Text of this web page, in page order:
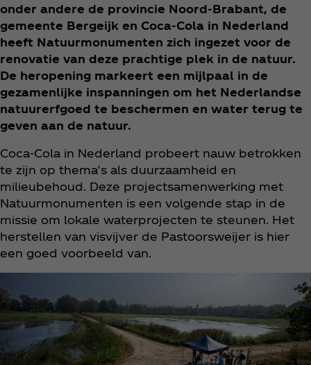
onder andere de provincie Noord-Brabant, de
gemeente Bergeijk en Coca‑Cola in Nederland
heeft Natuurmonumenten zich ingezet voor de
renovatie van deze prachtige plek in de natuur.
De heropening markeert een mijlpaal in de
gezamenlijke inspanningen om het Nederlandse
natuurerfgoed te beschermen en water terug te
geven aan de natuur.
Coca‑Cola in Nederland probeert nauw betrokken
te zijn op thema’s als duurzaamheid en
milieubehoud. Deze projectsamenwerking met
Natuurmonumenten is een volgende stap in de
missie om lokale waterprojecten te steunen. Het
herstellen van visvijver de Pastoorsweijer is hier
een goed voorbeeld van.